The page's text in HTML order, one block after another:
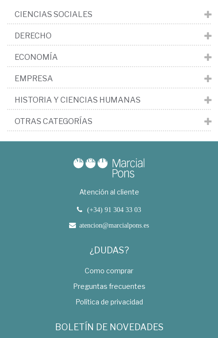
CIENCIAS SOCIALES
DERECHO
ECONOMÍA
EMPRESA
HISTORIA Y CIENCIAS HUMANAS
OTRAS CATEGORÍAS
Atención al cliente
(+34) 91 304 33 03
atencion@marcialpons.es
¿DUDAS?
Como comprar
Preguntas frecuentes
Política de privacidad
BOLETÍN DE NOVEDADES